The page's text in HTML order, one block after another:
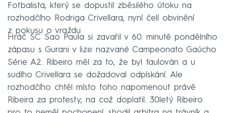
Fotbalista, který se dopustil zběsilého útoku na
rozhodčího Rodriga Crivellara, nyní čelí obvinění
z pokusu o vraždu.
Hráč SC Sao Paula si zavařil v 60. minutě pondělního
zápasu s Gurani v lize nazvané Campeonato Gaúcho
Série A2. Ribeiro měl za to, že byl faulován a u
sudího Crivellara se dožadoval odpískání. Ale
rozhodčího chtěl místo toho napomenout právě
Ribeira za protesty, na což doplatil. 30letý Ribeiro